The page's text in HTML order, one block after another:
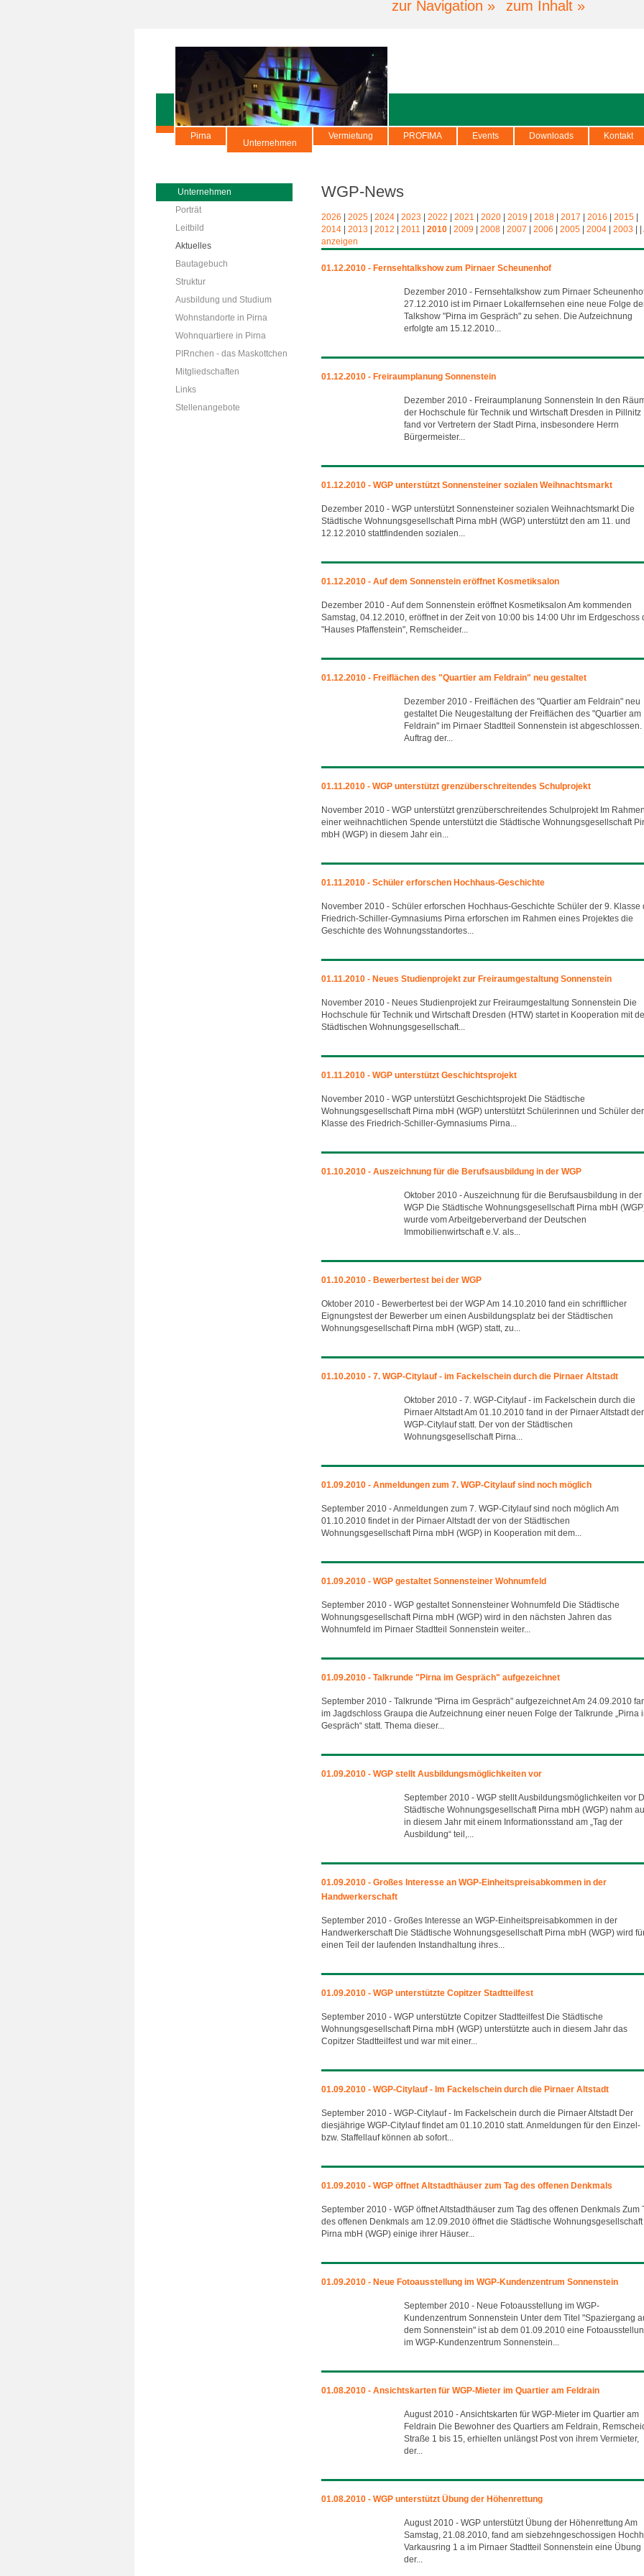
zur Navigation » zum Inhalt »
Pirna
Unternehmen
Vermietung PROFIMA Events Downloads Kontakt
Unternehmen
Porträt
Leitbild
Aktuelles
Bautagebuch
Struktur
Ausbildung und Studium
Wohnstandorte in Pirna
Wohnquartiere in Pirna
PIRnchen - das Maskottchen
Mitgliedschaften
Links
Stellenangebote
WGP-News
2026 2025 2024 2023 2022 2021 2020 2019 2018 2017 2016 2015
2014
2013 2012 2011 2010 2009 2008 2007 2006 2005 2004 2003
anzeigen
01.12.2010 - Fernsehtalkshow zum Pirnaer Scheunenhof
Dezember 2010 - Fernsehtalkshow zum Pirnaer
27.12.2010 ist im Pirnaer Lokalfernsehen eine neue Folge
Talkshow "Pirna im Gespräch" zu sehen. Die Aufzeichnung
erfolgte am 15.12.2010...
01.12.2010 - Freiraumplanung Sonnenstein
Dezember 2010 - Freiraumplanung Sonnenstein In den
der Hochschule für Technik und Wirtschaft Dresden in Pillnitz
fand vor Vertretern der Stadt Pirna, insbesondere Herrn
Bürgermeister...
01.12.2010 - WGP unterstützt Sonnensteiner sozialen Weihnachtsmarkt
Dezember 2010 - WGP unterstützt Sonnensteiner sozialen Weihnachtsmarkt Die
Städtische Wohnungsgesellschaft Pirna mbH (WGP) unterstützt den am 11. und
12.12.2010 stattfindenden sozialen...
01.12.2010 - Auf dem Sonnenstein eröffnet Kosmetiksalon
Dezember 2010 - Auf dem Sonnenstein eröffnet Kosmetiksalon Am kommenden
Samstag, 04.12.2010, eröffnet in der Zeit von 10:00 bis 14:00 Uhr im Erdgeschoss
"Hauses Pfaffenstein", Remscheider...
01.12.2010 - Freiflächen des "Quartier am Feldrain" neu gestaltet
Dezember 2010 - Freiflächen des "Quartier am Feldrain" neu
gestaltet Die Neugestaltung der Freiflächen des "Quartier am
Feldrain" im Pirnaer Stadtteil Sonnenstein ist abgeschlossen.
Auftrag der...
01.11.2010 - WGP unterstützt grenzüberschreitendes Schulprojekt
November 2010 - WGP unterstützt grenzüberschreitendes Schulprojekt Im
einer weihnachtlichen Spende unterstützt die Städtische Wohnungsgesellschaft
mbH (WGP) in diesem Jahr ein...
01.11.2010 - Schüler erforschen Hochhaus-Geschichte
November 2010 - Schüler erforschen Hochhaus-Geschichte Schüler der 9. Klasse
Friedrich-Schiller-Gymnasiums Pirna erforschen im Rahmen eines Projektes die
Geschichte des Wohnungsstandortes...
01.11.2010 - Neues Studienprojekt zur Freiraumgestaltung Sonnenstein
November 2010 - Neues Studienprojekt zur Freiraumgestaltung Sonnenstein Die
Hochschule für Technik und Wirtschaft Dresden (HTW) startet in Kooperation mit
Städtischen Wohnungsgesellschaft...
01.11.2010 - WGP unterstützt Geschichtsprojekt
November 2010 - WGP unterstützt Geschichtsprojekt Die Städtische
Wohnungsgesellschaft Pirna mbH (WGP) unterstützt Schülerinnen und Schüler
Klasse des Friedrich-Schiller-Gymnasiums Pirna...
01.10.2010 - Auszeichnung für die Berufsausbildung in der WGP
Oktober 2010 - Auszeichnung für die Berufsausbildung in der
WGP Die Städtische Wohnungsgesellschaft Pirna mbH
wurde vom Arbeitgeberverband der Deutschen
Immobilienwirtschaft e.V. als...
01.10.2010 - Bewerbertest bei der WGP
Oktober 2010 - Bewerbertest bei der WGP Am 14.10.2010 fand ein schriftlicher
Eignungstest der Bewerber um einen Ausbildungsplatz bei der Städtischen
Wohnungsgesellschaft Pirna mbH (WGP) statt, zu...
01.10.2010 - 7. WGP-Citylauf - im Fackelschein durch die Pirnaer Altstadt
Oktober 2010 - 7. WGP-Citylauf - im Fackelschein durch die
Pirnaer Altstadt Am 01.10.2010 fand in der Pirnaer Altstadt
WGP-Citylauf statt. Der von der Städtischen
Wohnungsgesellschaft Pirna...
01.09.2010 - Anmeldungen zum 7. WGP-Citylauf sind noch möglich
September 2010 - Anmeldungen zum 7. WGP-Citylauf sind noch möglich Am
01.10.2010 findet in der Pirnaer Altstadt der von der Städtischen
Wohnungsgesellschaft Pirna mbH (WGP) in Kooperation mit dem...
01.09.2010 - WGP gestaltet Sonnensteiner Wohnumfeld
September 2010 - WGP gestaltet Sonnensteiner Wohnumfeld Die Städtische
Wohnungsgesellschaft Pirna mbH (WGP) wird in den nächsten Jahren das
Wohnumfeld im Pirnaer Stadtteil Sonnenstein weiter...
01.09.2010 - Talkrunde "Pirna im Gespräch" aufgezeichnet
September 2010 - Talkrunde "Pirna im Gespräch" aufgezeichnet Am 24.09.2010
im Jagdschloss Graupa die Aufzeichnung einer neuen Folge der Talkrunde „Pirna
Gespräch“ statt. Thema dieser...
01.09.2010 - WGP stellt Ausbildungsmöglichkeiten vor
September 2010 - WGP stellt Ausbildungsmöglichkeiten vor
Städtische Wohnungsgesellschaft Pirna mbH (WGP) nahm
in diesem Jahr mit einem Informationsstand am „Tag der
Ausbildung“ teil,...
01.09.2010 - Großes Interesse an WGP-Einheitspreisabkommen in der
Handwerkerschaft
September 2010 - Großes Interesse an WGP-Einheitspreisabkommen in der
Handwerkerschaft Die Städtische Wohnungsgesellschaft Pirna mbH (WGP) wird
einen Teil der laufenden Instandhaltung ihres...
01.09.2010 - WGP unterstützte Copitzer Stadtteilfest
September 2010 - WGP unterstützte Copitzer Stadtteilfest Die Städtische
Wohnungsgesellschaft Pirna mbH (WGP) unterstützte auch in diesem Jahr das
Copitzer Stadtteilfest und war mit einer...
01.09.2010 - WGP-Citylauf - Im Fackelschein durch die Pirnaer Altstadt
September 2010 - WGP-Citylauf - Im Fackelschein durch die Pirnaer Altstadt Der
diesjährige WGP-Citylauf findet am 01.10.2010 statt. Anmeldungen für den Einzel-
bzw. Staffellauf können ab sofort...
01.09.2010 - WGP öffnet Altstadthäuser zum Tag des offenen Denkmals
September 2010 - WGP öffnet Altstadthäuser zum Tag des offenen Denkmals Zum
des offenen Denkmals am 12.09.2010 öffnet die Städtische Wohnungsgesellschaft
Pirna mbH (WGP) einige ihrer Häuser...
01.09.2010 - Neue Fotoausstellung im WGP-Kundenzentrum Sonnenstein
September 2010 - Neue Fotoausstellung im WGP-
Kundenzentrum Sonnenstein Unter dem Titel "Spaziergang
dem Sonnenstein" ist ab dem 01.09.2010 eine
im WGP-Kundenzentrum Sonnenstein...
01.08.2010 - Ansichtskarten für WGP-Mieter im Quartier am Feldrain
August 2010 - Ansichtskarten für WGP-Mieter im Quartier am
Feldrain Die Bewohner des Quartiers am Feldrain,
Straße 1 bis 15, erhielten unlängst Post von ihrem Vermieter,
der...
01.08.2010 - WGP unterstützt Übung der Höhenrettung
August 2010 - WGP unterstützt Übung der Höhenrettung Am
Samstag, 21.08.2010, fand am siebzehngeschossigen
Varkausring 1 a im Pirnaer Stadtteil Sonnenstein eine Übung
der...